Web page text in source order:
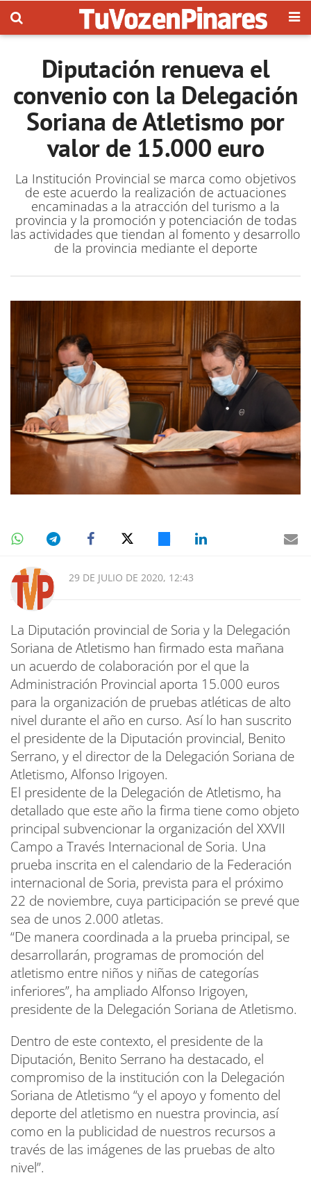
Diputación renueva el
convenio con la Delegación
Soriana de Atletismo por
valor de 15.000 euro
La Institución Provincial se marca como objetivos
de este acuerdo la realización de actuaciones
encaminadas a la atracción del turismo a la
provincia y la promoción y potenciación de todas
las actividades que tiendan al fomento y desarrollo
de la provincia mediante el deporte
29 DE JULIO DE 2020, 12:43
La Diputación provincial de Soria y la Delegación
Soriana de Atletismo han firmado esta mañana
un acuerdo de colaboración por el que la
Administración Provincial aporta 15.000 euros
para la organización de pruebas atléticas de alto
nivel durante el año en curso. Así lo han suscrito
el presidente de la Diputación provincial, Benito
Serrano, y el director de la Delegación Soriana de
Atletismo, Alfonso Irigoyen.
El presidente de la Delegación de Atletismo, ha
detallado que este año la firma tiene como objeto
principal subvencionar la organización del XXVII
Campo a Través Internacional de Soria. Una
prueba inscrita en el calendario de la Federación
internacional de Soria, prevista para el próximo
22 de noviembre, cuya participación se prevé que
sea de unos 2.000 atletas.
“De manera coordinada a la prueba principal, se
desarrollarán, programas de promoción del
atletismo entre niños y niñas de categorías
inferiores”, ha ampliado Alfonso Irigoyen,
presidente de la Delegación Soriana de Atletismo.
Dentro de este contexto, el presidente de la
Diputación, Benito Serrano ha destacado, el
compromiso de la institución con la Delegación
Soriana de Atletismo “y el apoyo y fomento del
deporte del atletismo en nuestra provincia, así
como en la publicidad de nuestros recursos a
través de las imágenes de las pruebas de alto
nivel”.